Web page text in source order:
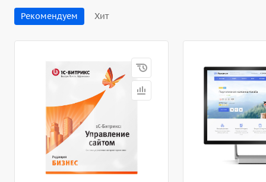
Рекомендуем Хит